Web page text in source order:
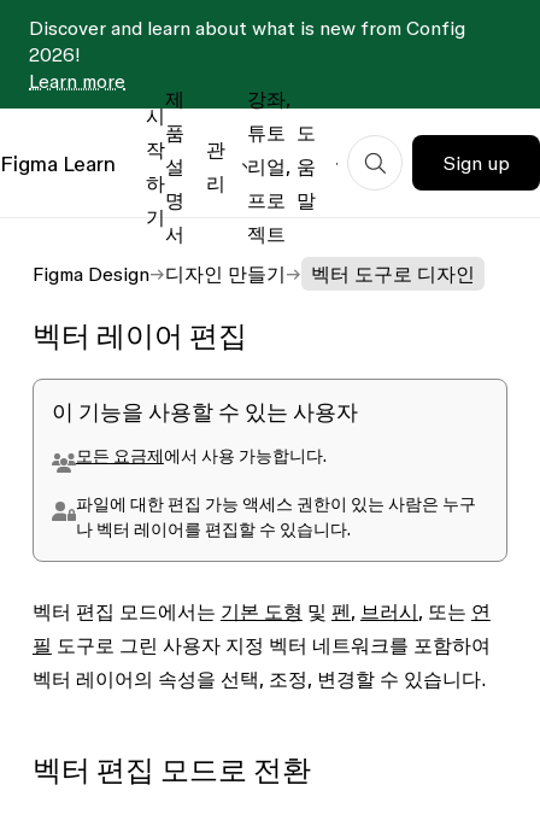
Discover and learn about what is new from Config
2026!
Learn more
Figma Learn
시
작
하
기
제
품
설
명
서
관
리
강좌,
튜토
리얼,
프로
젝트
도
움
말
Sign up
Figma Design 디자인 만들기 벡터 도구로 디자인
벡터 레이어 편집
이 기능을 사용할 수 있는 사용자
모든 요금제에서 사용 가능합니다.
파일에 대한편집 가능 액세스 권한이 있는 사람은 누구
나 벡터 레이어를 편집할 수 있습니다.
벡터 편집 모드에서는 기본 도형 및 펜, 브러시, 또는 연
필 도구로 그린 사용자 지정 벡터 네트워크를 포함하여
벡터 레이어의 속성을 선택, 조정, 변경할 수 있습니다.
벡터 편집 모드로 전환